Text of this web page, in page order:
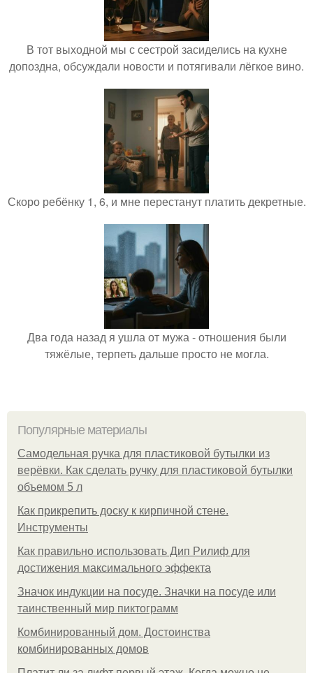
В тот выходной мы с сестрой засиделись на кухне
допоздна, обсуждали новости и потягивали лёгкое вино.
Скоро ребёнку 1, 6, и мне перестанут платить декретные.
Два года назад я ушла от мужа - отношения были
тяжёлые, терпеть дальше просто не могла.
Популярные материалы
Самодельная ручка для пластиковой бутылки из
верёвки. Как сделать ручку для пластиковой бутылки
объемом 5 л
Как прикрепить доску к кирпичной стене.
Инструменты
Как правильно использовать Дип Рилиф для
достижения максимального эффекта
Значок индукции на посуде. Значки на посуде или
таинственный мир пиктограмм
Комбинированный дом. Достоинства
комбинированных домов